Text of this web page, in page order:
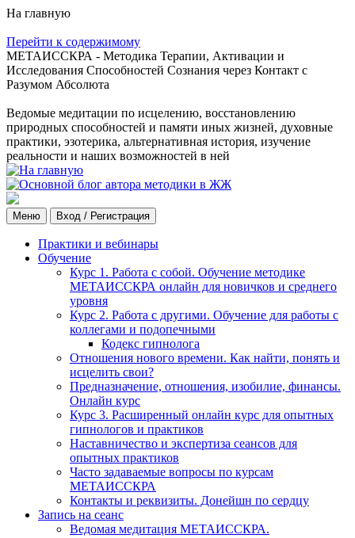
На главную
Перейти к содержимому
МЕТАИССКРА - Методика Терапии, Активации и
Исследования Способностей Сознания через Контакт с
Разумом Абсолюта
Ведомые медитации по исцелению, восстановлению
природных способностей и памяти иных жизней, духовные
практики, эзотерика, альтернативная история, изучение
реальности и наших возможностей в ней
Меню Вход / Регистрация
Практики и вебинары
Обучение
Курс 1. Работа с собой. Обучение методике
МЕТАИССКРА онлайн для новичков и среднего
уровня
Курс 2. Работа с другими. Обучение для работы с
коллегами и подопечными
Кодекс гипнолога
Отношения нового времени. Как найти, понять и
исцелить свои?
Предназначение, отношения, изобилие, финансы.
Онлайн курс
Курс 3. Расширенный онлайн курс для опытных
гипнологов и практиков
Наставничество и экспертиза сеансов для
опытных практиков
Часто задаваемые вопросы по курсам
МЕТАИССКРА
Контакты и реквизиты. Донейшн по сердцу
Запись на сеанс
Ведомая медитация МЕТАИССКРА.